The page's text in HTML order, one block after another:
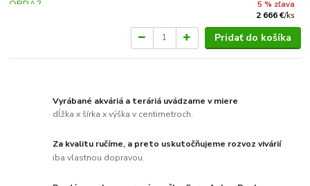
5 % zľava
2 666 €/ks
Pridať do košíka
Vyrábané akváriá a teráriá uvádzame v miere
dĺžka x šírka x výška v centimetroch.
Za kvalitu ručíme, a preto uskutočňujeme rozvoz vivárií
iba vlastnou dopravou.